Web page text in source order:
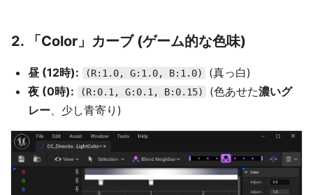
2. 「Color」カーブ (ゲーム的な色味)
昼 (12時): (R:1.0, G:1.0, B:1.0)
(真っ白)
夜 (0時):
(R:0.1, G:0.1, B:0.15) (色あせた濃いグ
レー、少し青寄り)